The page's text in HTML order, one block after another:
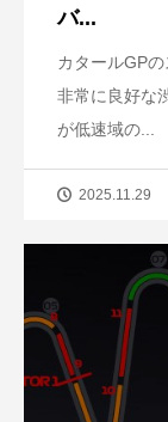
バ...
カタールGP
非常に良好な
が低速域の...
2025.11.29